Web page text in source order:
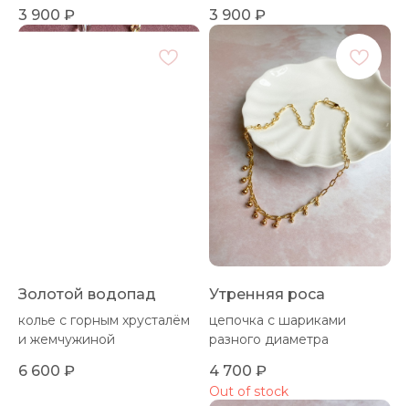
3 900 ₽
3 900 ₽
Золотой водопад
колье с горным хрусталём
и жемчужиной
6 600 ₽
Утренняя роса
цепочка с шариками
разного диаметра
4 700 ₽
Out of stock